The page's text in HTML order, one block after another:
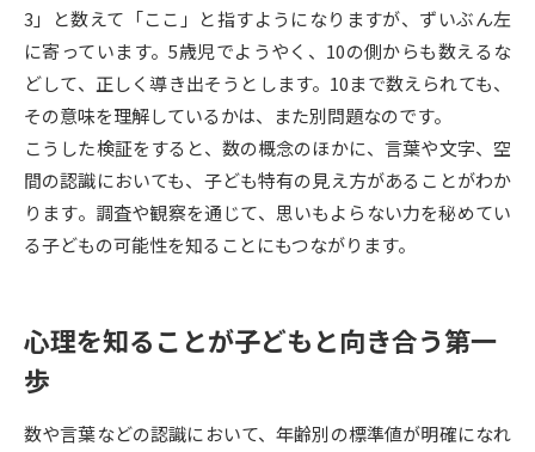
SELFBRAND特集ページ
オープンキャンパスなどを調べる
オープンキャンパス検索 実施プログラムから探す
来場型・Web型イベント特集 夢ナビライブ
受験準備 資料検索
志望校・出願校を調べる
3」と数えて「ここ」と指すようになりますが、ずいぶん左
に寄っています。5歳児でようやく、10の側からも数えるな
どして、正しく導き出そうとします。10まで数えられても、
その意味を理解しているかは、また別問題なのです。
こうした検証をすると、数の概念のほかに、言葉や文字、空
間の認識においても、子ども特有の見え方があることがわか
ります。調査や観察を通じて、思いもよらない力を秘めてい
る子どもの可能性を知ることにもつながります。
心理を知ることが子どもと向き合う第一
歩
数や言葉などの認識において、年齢別の標準値が明確になれ